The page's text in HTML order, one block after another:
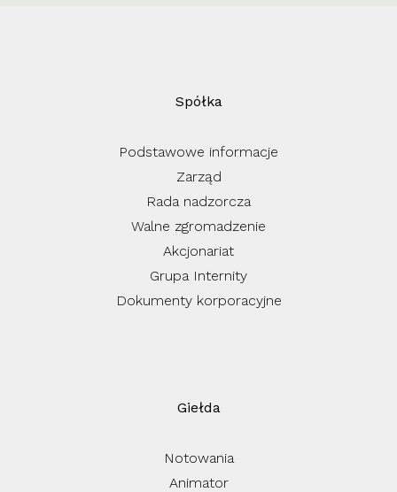
Spółka
Podstawowe informacje
Zarząd
Rada nadzorcza
Walne zgromadzenie
Akcjonariat
Grupa Internity
Dokumenty korporacyjne
Giełda
Notowania
Animator